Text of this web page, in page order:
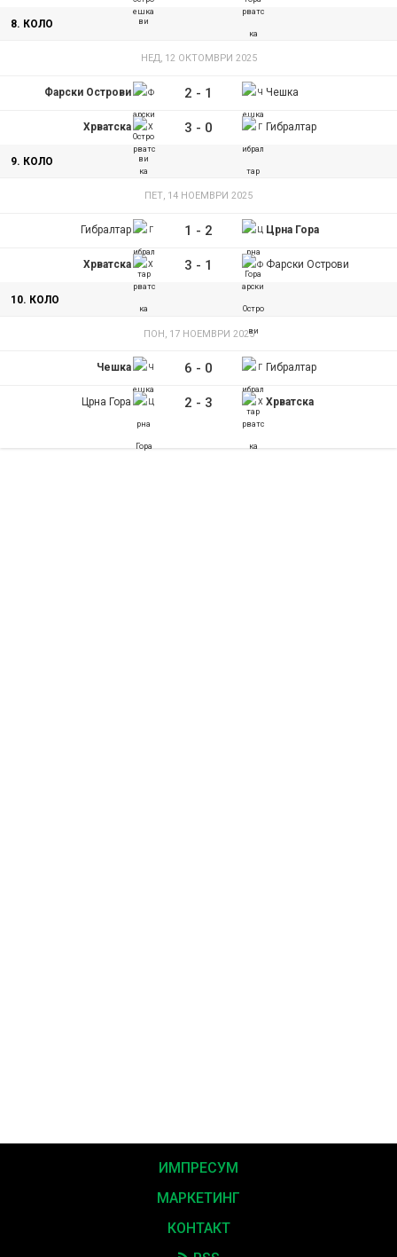
8. КОЛО
НЕД, 12 ОКТОМВРИ 2025
Фарски Острови 2 - 1 Чешка
Хрватска 3 - 0 Гибралтар
9. КОЛО
ПЕТ, 14 НОЕМВРИ 2025
Гибралтар 1 - 2 Црна Гора
Хрватска 3 - 1 Фарски Острови
10. КОЛО
ПОН, 17 НОЕМВРИ 2025
Чешка 6 - 0 Гибралтар
Црна Гора 2 - 3 Хрватска
ИМПРЕСУМ
МАРКЕТИНГ
КОНТАКТ